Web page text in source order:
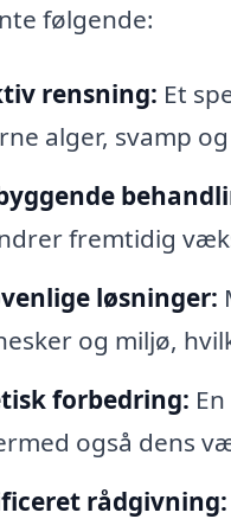
følgende:
rensning: Et
alger, svamp
fremtidig
løsninger:
og miljø,
forbedring:
også dens
rådgivning: